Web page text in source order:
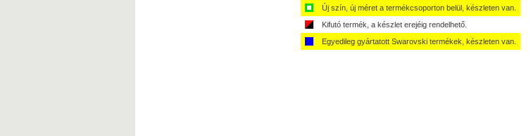
Új szín, új méret a termékcsoporton belül, készleten van.
Kifutó termék, a készlet erejéig rendelhető.
Egyedileg gyártatott Swarovski termékek, készleten van.